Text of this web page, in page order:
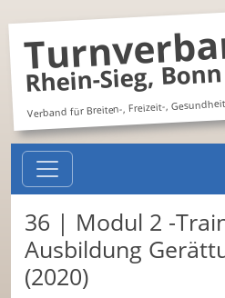
Rhein-Sieg,
Verband für Breiten-, Freizeit-,
36 | Modul 2 -
Ausbildung
(2020)